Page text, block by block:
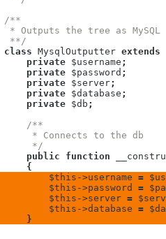
/**
* Outputs the tree as MySQL
**/
class MysqlOutputter extends
private $username ;
private $password ;
private $server;
private $database ;
private $db ;
/**
* Connects to the db
*/
public function
{
$this ->username =
$this ->password =
$this ->server =
$this ->database =
}